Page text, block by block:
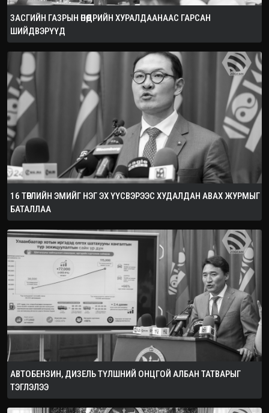
ЗАСГИЙН ГАЗРЫН ӨНӨӨДРИЙН ХУРАЛДААНААС ГАРСАН
ШИЙДВЭРҮҮД
16 ТӨРЛИЙН ЭМИЙГ НЭГ ЭХ ҮҮСВЭРЭЭС ХУДАЛДАН АВАХ ЖУРМЫГ
БАТАЛЛАА
АВТОБЕНЗИН, ДИЗЕЛЬ ТҮЛШНИЙ ОНЦГОЙ АЛБАН ТАТВАРЫГ
ТЭГЛЭЛЭЭ